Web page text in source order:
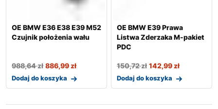
OE BMW E36 E38 E39 M52
Czujnik położenia wału
988,64zł 886,99zł
Dodaj do koszyka
OE BMW E39 Prawa
Listwa Zderzaka M-pakiet
PDC
150,72zł 142,99zł
Dodaj do koszyka